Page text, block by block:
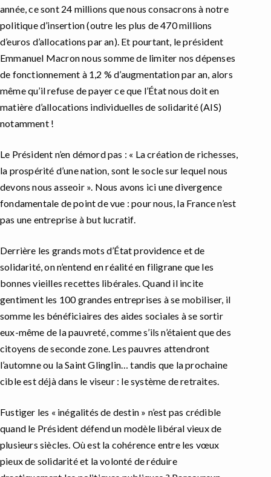
année, ce sont 24 millions que nous consacrons à notre
politique d’insertion (outre les plus de 470 millions
d’euros d’allocations par an). Et pourtant, le président
Emmanuel Macron nous somme de limiter nos dépenses
de fonctionnement à 1,2 % d’augmentation par an, alors
même qu’il refuse de payer ce que l’État nous doit en
matière d’allocations individuelles de solidarité (AIS)
notamment !
Le Président n’en démord pas : « La création de richesses,
la prospérité d’une nation, sont le socle sur lequel nous
devons nous asseoir ». Nous avons ici une divergence
fondamentale de point de vue : pour nous, la France n’est
pas une entreprise à but lucratif.
Derrière les grands mots d’État providence et de
solidarité, on n’entend en réalité en filigrane que les
bonnes vieilles recettes libérales. Quand il incite
gentiment les 100 grandes entreprises à se mobiliser, il
somme les bénéficiaires des aides sociales à se sortir
eux-même de la pauvreté, comme s’ils n’étaient que des
citoyens de seconde zone. Les pauvres attendront
l’automne ou la Saint Glinglin… tandis que la prochaine
cible est déjà dans le viseur : le système de retraites.
Fustiger les « inégalités de destin » n’est pas crédible
quand le Président défend un modèle libéral vieux de
plusieurs siècles. Où est la cohérence entre les vœux
pieux de solidarité et la volonté de réduire